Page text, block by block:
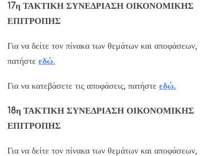
17η ΤΑΚΤΙΚΗ ΣΥΝΕΔΡΙΑΣΗ ΟΙΚΟΝΟΜΙΚΗΣ
ΕΠΙΤΡΟΠΗΣ
Για να δείτε τον πίνακα των θεμάτων και αποφάσεων,
πατήστε εδώ.
Για να κατεβάσετε τις αποφάσεις, πατήστε εδώ.
18η ΤΑΚΤΙΚΗ ΣΥΝΕΔΡΙΑΣΗ ΟΙΚΟΝΟΜΙΚΗΣ
ΕΠΙΤΡΟΠΗΣ
Για να δείτε τον πίνακα των θεμάτων και αποφάσεων,